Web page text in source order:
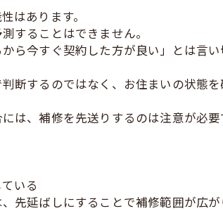
はあります。
することはできません。
ら今すぐ契約した方が良い」とは言い
断するのではなく、お住まいの状態を
は、補修を先送りするのは注意が必要
いる
先延ばしにすることで補修範囲が広